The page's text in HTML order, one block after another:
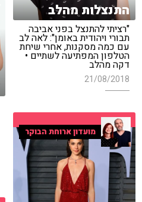
התנצלות מהלב
"רציתי להתנצל בפני אביבה
תבורי ויהודית באומן": לאה לב
עם כמה מסקנות, אחרי שיחת
הטלפון המפתיעה לשתיים •
דקה מהלב
21/08/2018
מועדון ארוחת הבוקר